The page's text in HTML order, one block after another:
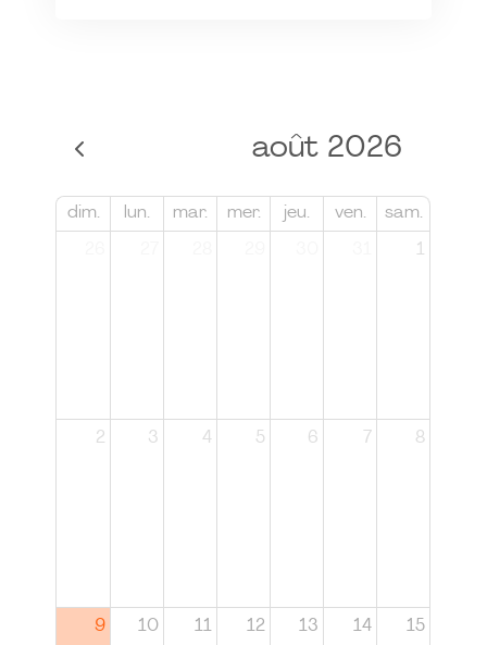
août 2026
dim. lun. mar. mer. jeu. ven. sam.
1
2 3 4 5 6 7 8
9 10 11 12 13 14 15